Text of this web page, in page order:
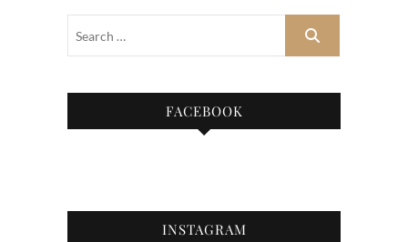
FACEBOOK
INSTAGRAM